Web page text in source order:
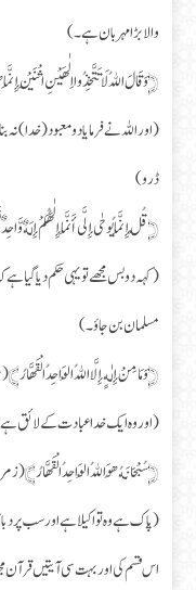
والا بڑا مہربان ہے۔)
﴿وَقَالَ اللهُ لَا تَتَّخِذُوا اِلٰهَيْنِ اثْنَيْنِ
(اور اللہ نے فرمایا دو معبود (خدا)
ڈرو)
﴿قُلْ إِنَّمَا يُوحٰى إِلَّى أَنَّمَا إِلٰهُكُمْ إِلَهٌ
(کہہ دو بس مجھے تو یہی حکم دیا
مسلمان بن جاؤ۔)
﴿وَمَا مِنْ إِلٰهٍ إِلَّا اللهُ الْوَاحِدُ
(اور وہ ایک خدا عبادت کے لائق
﴿سُبْحَانَهُ هُوَ اللهُ الْوَاحِدُ الْقَهَّارُ﴾
(پاک ہے وہ تو اکیلا ہے اور سب پر
اس قسم کی اور بہت سی آیتیں قرآن